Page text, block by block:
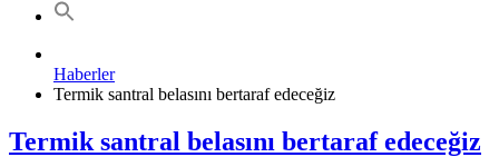
Haberler
Termik santral belasını bertaraf edeceğiz
Termik santral belasını bertaraf edeceğiz